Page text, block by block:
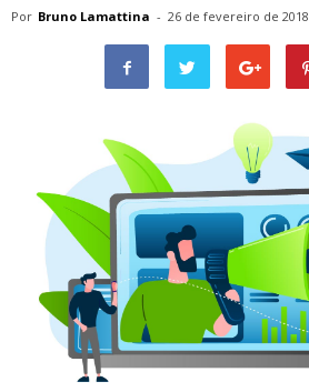
Por Bruno Lamattina - 26 de fevereiro de 2018